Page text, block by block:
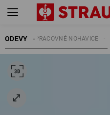
ODEVY PRACOVNÉ NOHAVICE
PÁNSKE